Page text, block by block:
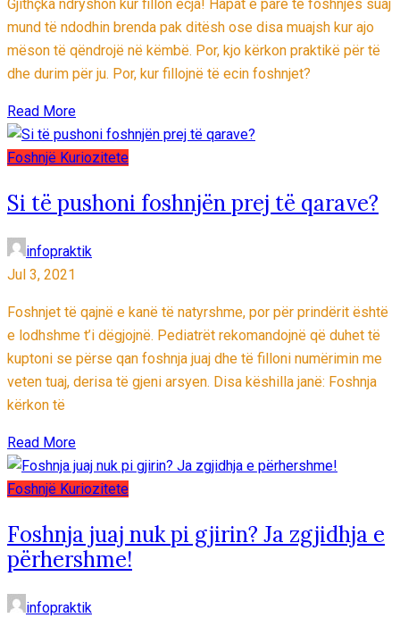
Gjithçka ndryshon kur fillon ecja! Hapat e parë të foshnjës suaj
mund të ndodhin brenda pak ditësh ose disa muajsh kur ajo
mëson të qëndrojë në këmbë. Por, kjo kërkon praktikë për të
dhe durim për ju. Por, kur fillojnë të ecin foshnjet?
Read More
Foshnjë Kuriozitete
Si të pushoni foshnjën prej të qarave?
infopraktik
Jul 3, 2021
Foshnjet të qajnë e kanë të natyrshme, por për prindërit është
e lodhshme t’i dëgjojnë. Pediatrët rekomandojnë që duhet të
kuptoni se përse qan foshnja juaj dhe të filloni numërimin me
veten tuaj, derisa të gjeni arsyen. Disa këshilla janë: Foshnja
kërkon të
Read More
Foshnjë Kuriozitete
Foshnja juaj nuk pi gjirin? Ja zgjidhja e
përhershme!
infopraktik